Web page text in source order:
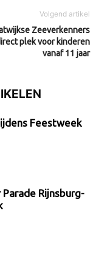
Volgend artikel
Zeeverkenners
plek voor kinderen
vanaf 11 jaar
Feestweek
Rijnsburg-